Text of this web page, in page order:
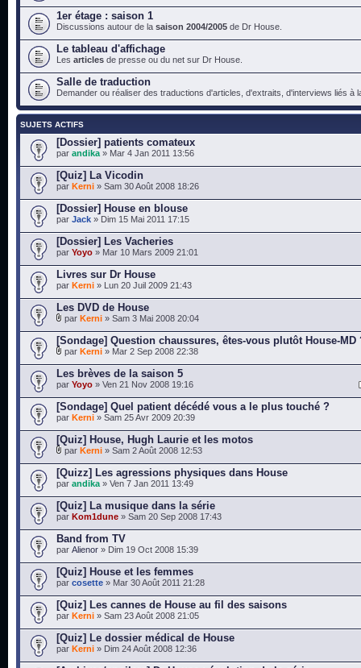
1er étage : saison 1
Discussions autour de la saison 2004/2005 de Dr House.
Le tableau d'affichage
Les articles de presse ou du net sur Dr House.
Salle de traduction
Demander ou réaliser des traductions d'articles, d'extraits, d'interviews liés à
SUJETS ACTIFS
[Dossier] patients comateux
par andika » Mar 4 Jan 2011 13:56
[Quiz] La Vicodin
par Kerni » Sam 30 Août 2008 18:26
[Dossier] House en blouse
par Jack » Dim 15 Mai 2011 17:15
[Dossier] Les Vacheries
par Yoyo » Mar 10 Mars 2009 21:01
Livres sur Dr House
par Kerni » Lun 20 Juil 2009 21:43
Les DVD de House
par Kerni » Sam 3 Mai 2008 20:04
[Sondage] Question chaussures, êtes-vous plutôt House-MD
par Kerni » Mar 2 Sep 2008 22:38
Les brèves de la saison 5
par Yoyo » Ven 21 Nov 2008 19:16
[Sondage] Quel patient décédé vous a le plus touché ?
par Kerni » Sam 25 Avr 2009 20:39
[Quiz] House, Hugh Laurie et les motos
par Kerni » Sam 2 Août 2008 12:53
[Quizz] Les agressions physiques dans House
par andika » Ven 7 Jan 2011 13:49
[Quiz] La musique dans la série
par Kom1dune » Sam 20 Sep 2008 17:43
Band from TV
par Alienor » Dim 19 Oct 2008 15:39
[Quiz] House et les femmes
par cosette » Mar 30 Août 2011 21:28
[Quiz] Les cannes de House au fil des saisons
par Kerni » Sam 23 Août 2008 21:05
[Quiz] Le dossier médical de House
par Kerni » Dim 24 Août 2008 12:36